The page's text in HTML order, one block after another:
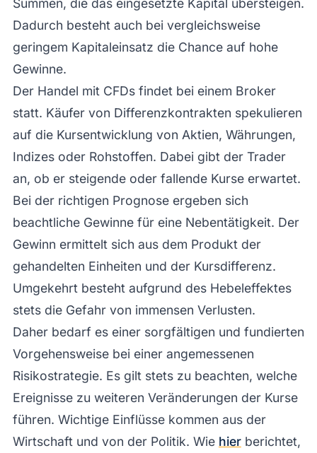
Summen, die das eingesetzte Kapital übersteigen.
Dadurch besteht auch bei vergleichsweise
geringem Kapitaleinsatz die Chance auf hohe
Gewinne.
Der Handel mit CFDs findet bei einem Broker
statt. Käufer von Differenzkontrakten spekulieren
auf die Kursentwicklung von Aktien, Währungen,
Indizes oder Rohstoffen. Dabei gibt der Trader
an, ob er steigende oder fallende Kurse erwartet.
Bei der richtigen Prognose ergeben sich
beachtliche Gewinne für eine Nebentätigkeit. Der
Gewinn ermittelt sich aus dem Produkt der
gehandelten Einheiten und der Kursdifferenz.
Umgekehrt besteht aufgrund des Hebeleffektes
stets die Gefahr von immensen Verlusten.
Daher bedarf es einer sorgfältigen und fundierten
Vorgehensweise bei einer angemessenen
Risikostrategie. Es gilt stets zu beachten, welche
Ereignisse zu weiteren Veränderungen der Kurse
führen. Wichtige Einflüsse kommen aus der
Wirtschaft und von der Politik. Wie hierberichtet,